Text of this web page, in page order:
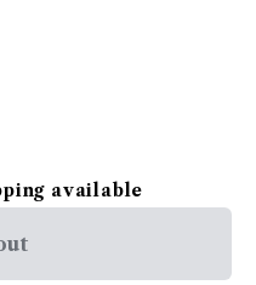
available